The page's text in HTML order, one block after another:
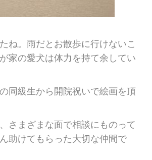
ね。雨だとお散歩に行けないこ
家の愛犬は体力を持て余してい
同級生から開院祝いで絵画を頂
さまざまな面で相談にものって
助けてもらった大切な仲間で